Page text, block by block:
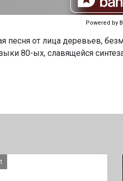
Powered by
песня от лица деревьев,
80-ых, славящейся